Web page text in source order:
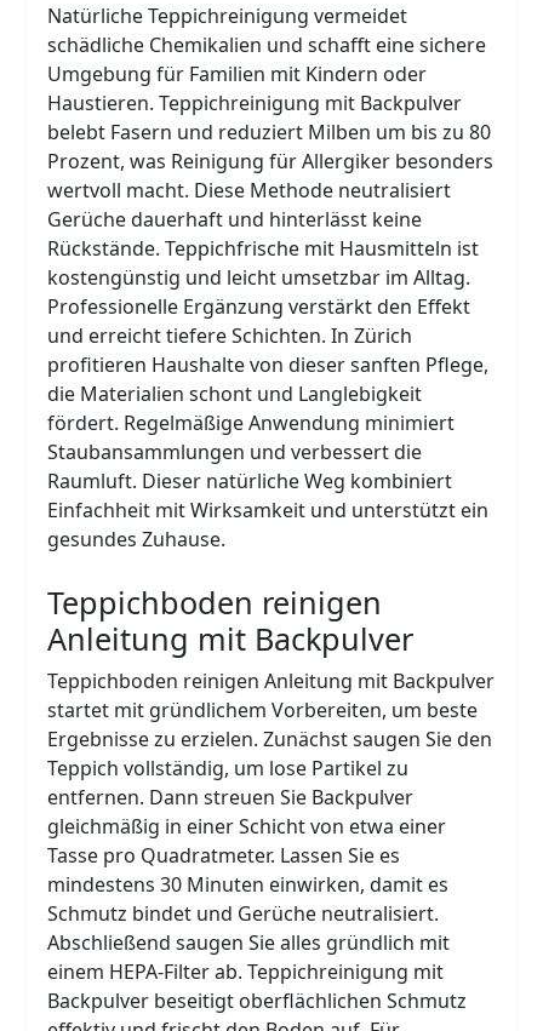
Natürliche Teppichreinigung vermeidet
schädliche Chemikalien und schafft eine sichere
Umgebung für Familien mit Kindern oder
Haustieren. Teppichreinigung mit Backpulver
belebt Fasern und reduziert Milben um bis zu 80
Prozent, was Reinigung für Allergiker besonders
wertvoll macht. Diese Methode neutralisiert
Gerüche dauerhaft und hinterlässt keine
Rückstände. Teppichfrische mit Hausmitteln ist
kostengünstig und leicht umsetzbar im Alltag.
Professionelle Ergänzung verstärkt den Effekt
und erreicht tiefere Schichten. In Zürich
profitieren Haushalte von dieser sanften Pflege,
die Materialien schont und Langlebigkeit
fördert. Regelmäßige Anwendung minimiert
Staubansammlungen und verbessert die
Raumluft. Dieser natürliche Weg kombiniert
Einfachheit mit Wirksamkeit und unterstützt ein
gesundes Zuhause.
Teppichboden reinigen
Anleitung mit Backpulver
Teppichboden reinigen Anleitung mit Backpulver
startet mit gründlichem Vorbereiten, um beste
Ergebnisse zu erzielen. Zunächst saugen Sie den
Teppich vollständig, um lose Partikel zu
entfernen. Dann streuen Sie Backpulver
gleichmäßig in einer Schicht von etwa einer
Tasse pro Quadratmeter. Lassen Sie es
mindestens 30 Minuten einwirken, damit es
Schmutz bindet und Gerüche neutralisiert.
Abschließend saugen Sie alles gründlich mit
einem HEPA-Filter ab. Teppichreinigung mit
Backpulver beseitigt oberflächlichen Schmutz